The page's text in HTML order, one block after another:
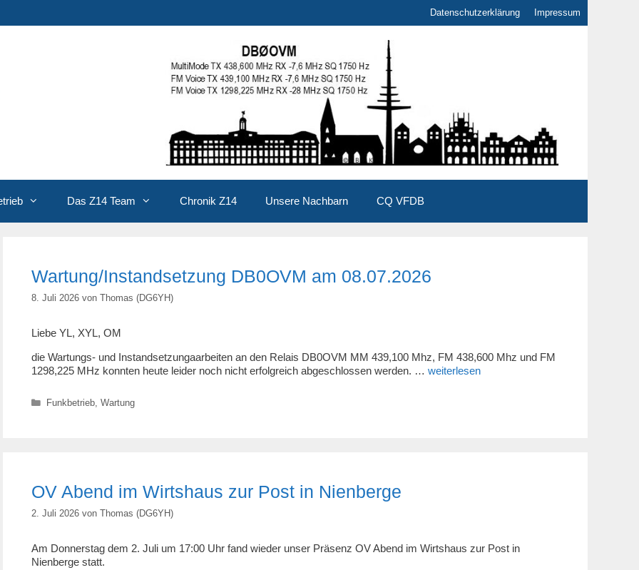
Datenschutzerklärung Impressum
Das Z14 Team Chronik Z14 Unsere Nachbarn CQ VFDB
Wartung/Instandsetzung DB0OVM am 08.07.2026
8. Juli 2026 von Thomas (DG6YH)
Liebe YL, XYL, OM
die Wartungs- und Instandsetzungaarbeiten an den Relais DB0OVM MM 439,100 Mhz, FM 438,600 Mhz und FM
1298,225 MHz konnten heute leider noch nicht erfolgreich abgeschlossen werden. … weiterlesen
Kategorien
Funkbetrieb, Wartung
OV Abend im Wirtshaus zur Post in Nienberge
2. Juli 2026 von Thomas (DG6YH)
Am Donnerstag dem 2. Juli um 17:00 Uhr fand wieder unser Präsenz OV Abend im Wirtshaus zur Post in
Nienberge statt.